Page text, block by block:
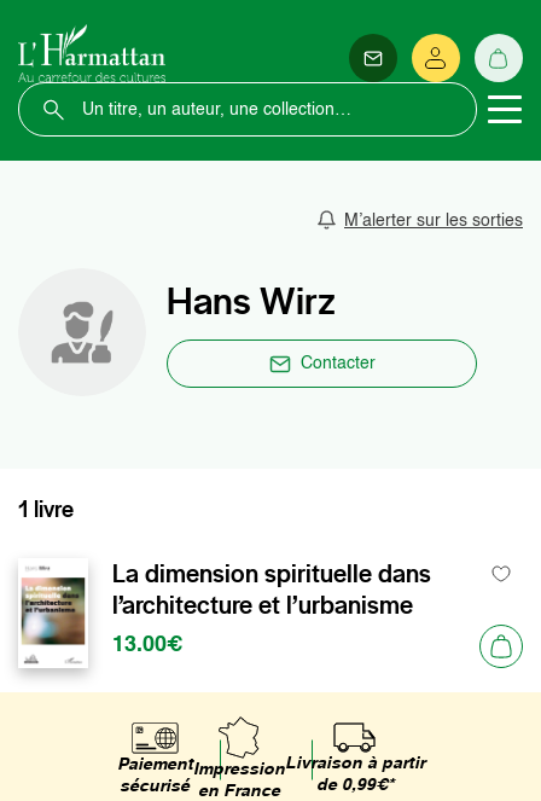
M’alerter sur les sorties
Hans Wirz
Contacter
1 livre
La dimension spirituelle dans
l’architecture et l’urbanisme
13.00€
Paiement
sécurisé
Impression
en France
Livraison à partir
de 0,99€*